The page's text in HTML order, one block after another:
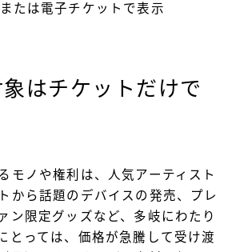
たは電子チケットで表示
はチケットだけで
モノや権利は、人気アーティスト
から話題のデバイスの発売、プレ
ン限定グッズなど、多岐にわたり
とっては、価格が急騰して受け渡